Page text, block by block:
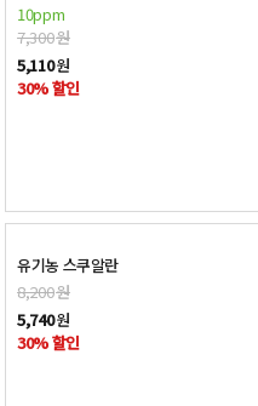
10ppm
7,300원
5,110원
30% 할인
유기농 스쿠알란
8,200원
5,740원
30% 할인